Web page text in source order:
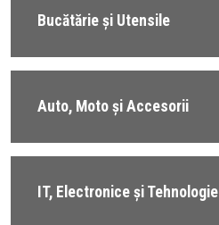
Bucătărie și Utensile
Auto, Moto și Accesorii
IT, Electronice și Tehnologie